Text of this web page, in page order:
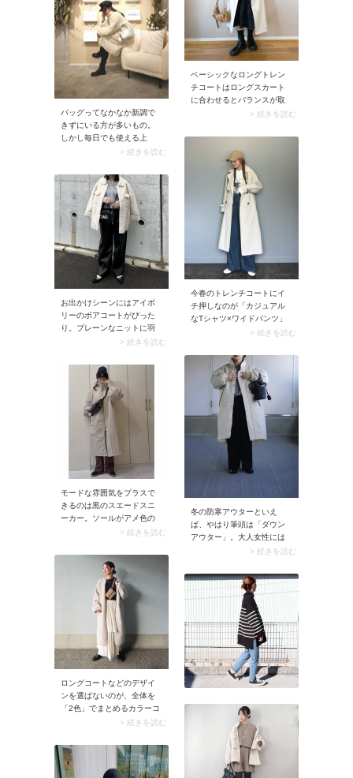
ベーシックなロングトレン
チコートはロングスカート
に合わせるとバランスが取
りにくいもの。そこでおす
カート」です。ふくらはぎ
丈のスカートなら、長め丈
のトレンチコートが軽やか
なルックスに。
> 続きを読む
バッグってなかなか新調で
きずにいる方が多いもの。
しかし毎日でも使える上
に、あか抜けコーデへとシ
ムなんです。 今季であれば
メタリック系カラーのバッ
グがイチ押し。トレンド感
が存分に出て、確実にサマ
になれちゃいます。
> 続きを読む
今春のトレンチコートにイ
チ押しなのが「カジュアル
なTシャツ×ワイドパンツ」
との着合わせ。普段使い感
大人っぽいトレンチコート
が印象チェンジ。コーデが
堅苦しくならずタウンユー
スに馴染みます。
> 続きを読む
お出かけシーンにはアイボ
リーのボアコートがぴった
り。プレーンなニットに羽
織るだけで華やかさをプラ
ぎない軽めのデザイン＆シ
ョート丈なら、車でのお出
かけなどあまり外を歩かな
い日にも便利です。
> 続きを読む
冬の防寒アウターといえ
ば、やはり筆頭は「ダウン
アウター」。大人女性には
ゆったりとしたシルエット
かい空気の層が生まれるの
で、保温性が上がります。
ダウンジャケットの場合は
腰まわりまでカバーできる
丈感だと着やすいですよ。
スナップのようなモンスタ
ーアウターもおすすめで
す。インナーはニットやシ
ャツなどを重ね着しておき
ましょう。暖房が効いた室
がスムーズに行えます。
> 続きを読む
モードな雰囲気をプラスで
きるのは黒のスエードスニ
ーカー。ソールがアメ色の
ガムソールだとより落ち着
に。今シーズン人気のブラ
ウンのパンツにもぴったり
です。ちなみにスナップで
着用しているのは
「Onitsuka Tiger（オニツカ
タイガー）」のローカット
スニーカー。すっきりとし
たフォルムは黒ブーツと同
じような感覚で合わせやす
いですよ。
> 続きを読む
ロングコートなどのデザイ
ンを選ばないのが、全体を
「2色」でまとめるカラーコ
ーディネートです。これな
に見えず、全身のまとまり
がアップ。さらに色味に濃
淡を効かせるとメリハリが
> 続きを読む